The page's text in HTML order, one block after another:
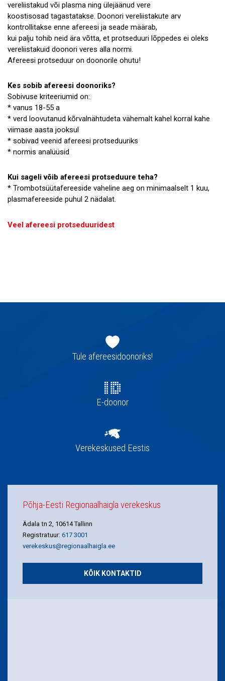
vereliistakud või plasma ning ülejäänud vere
koostisosad tagastatakse. Doonori vereliistakute arv
kontrollitakse enne afereesi ja seade määrab,
kui palju tohib neid ära võtta, et protseduuri lõppedes ei oleks
vereliistakuid doonori veres alla normi.
Afereesi protseduur on doonorile ohutu!
Kes sobib afereesi doonoriks?
Sobivuse kriteeriumid on:
* vanus 18-55 a
* verd loovutanud kõrvalnähtudeta vähemalt kahel korral kahe
viimase aasta jooksul
* sobivad veenid afereesi protseduuriks
* normis analüüsid
Kui sageli võib afereesi protseduure teha?
* Trombotsüütafereeside vaheline aeg on minimaalselt 1 kuu,
plasmafereeside puhul 2 nädalat.
Veel afereesi protseduuridest
navigatsioonTule afereesidoonoriks!
E-doonor
Verekeskused Eestis
Põhja-Eesti Regionaalhaigla verekeskus
Ädala tn 2, 10614 Tallinn
Registratuur: 617 3001
verekeskus@regionaalhaigla.ee
KÕIK KONTAKTID